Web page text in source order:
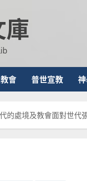
會 普世宣教
的處境及教會面對世代